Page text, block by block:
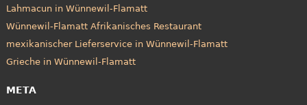
Lahmacun in Wünnewil-Flamatt
Wünnewil-Flamatt Afrikanisches Restaurant
mexikanischer Lieferservice in Wünnewil-Flamatt
Grieche in Wünnewil-Flamatt
META